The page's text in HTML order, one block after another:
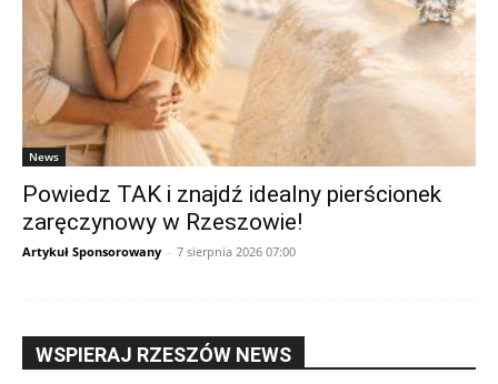
News
Powiedz TAK i znajdź idealny pierścionek
zaręczynowy w Rzeszowie!
Artykuł Sponsorowany - 7 sierpnia 2026 07:00
WSPIERAJ RZESZÓW NEWS